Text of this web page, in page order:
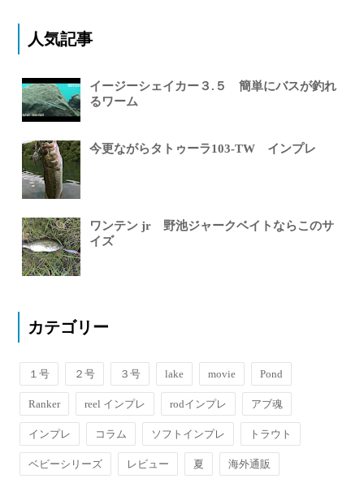
人気記事
イージーシェイカー３.５ 簡単にバスが釣れ
るワーム
今更ながらタトゥーラ103-TW インプレ
ワンテン jr 野池ジャークベイトならこのサ
イズ
カテゴリー
１号 ２号 ３号 lake movie Pond
Ranker reel インプレ rodインプレ アブ魂
インプレ コラム ソフトインプレ トラウト
ベビーシリーズ レビュー 夏 海外通販